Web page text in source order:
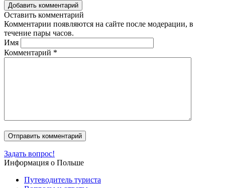
Добавить комментарий
Оставить комментарий
Комментарии появляются на сайте после модерации, в
течение пары часов.
Имя
Комментарий *
Задать вопрос!
Информация о Польше
Путеводитель туриста